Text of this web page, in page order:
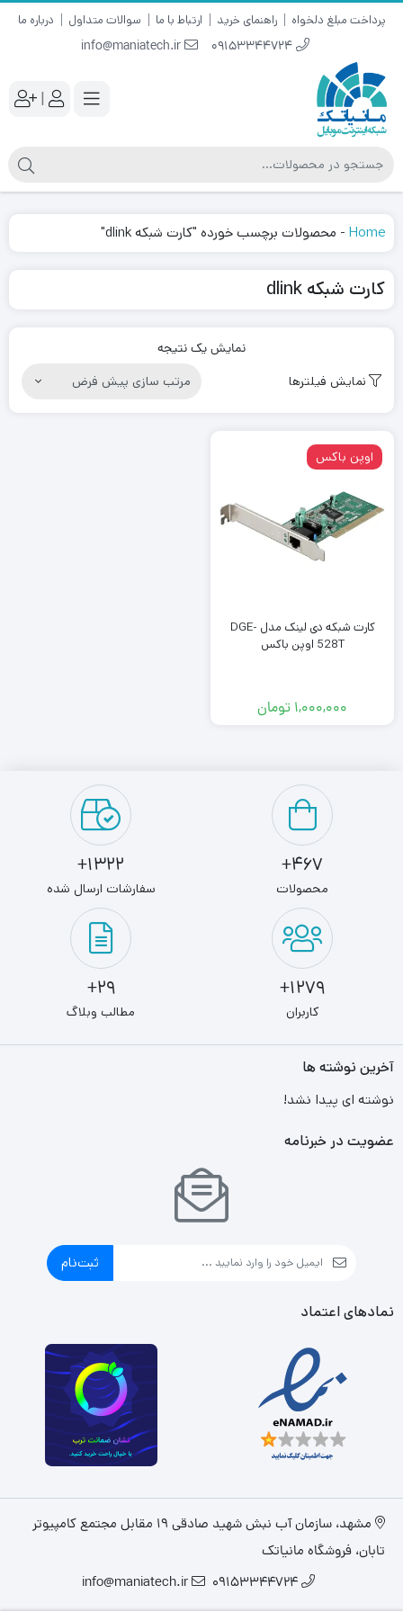
پرداخت مبلغ دلخواه راهنمای خرید ارتباط با ما سوالات متداول درباره ما
09153344724
info@maniatech.ir
|
Home
- محصولات برچسب خورده "کارت شبکه dlink"
کارت شبکه dlink
نمایش یک نتیجه
نمایش فیلترها
اوپن باکس
کارت شبکه دی لینک مدل DGE-
528T اوپن باکس
۱,۰۰۰,۰۰۰ تومان
467+
محصولات
1322+
سفارشات ارسال شده
1279+
کاربران
29+
مطالب وبلاگ
آخرین نوشته ها
نوشته ای پیدا نشد!
عضویت در خبرنامه
ثبت‌نام
نمادهای اعتماد
مشهد، سازمان آب نبش شهید صادقی 19 مقابل مجتمع کامپیوتر
تابان، فروشگاه مانیاتک
09153344724
info@maniatech.ir